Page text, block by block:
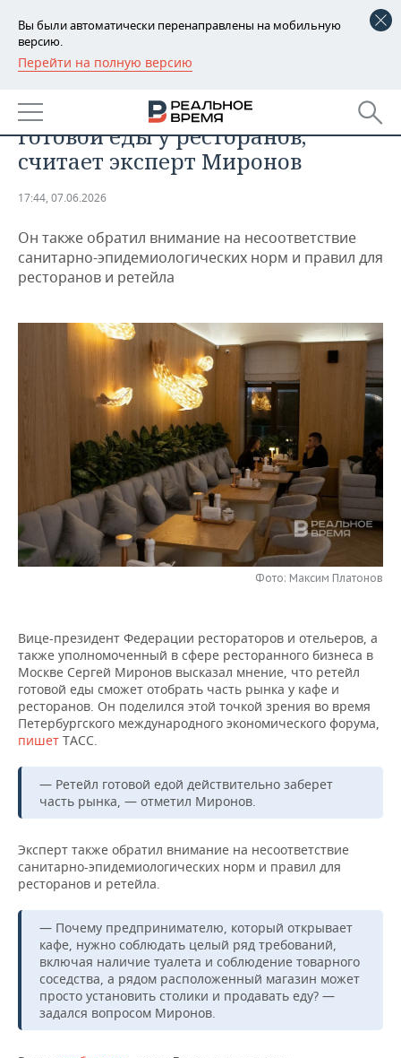
Вы были автоматически перенаправлены на мобильную
версию.
Перейти на полную версию
РЕГИОНЫ
БАШКОРТОСТАН
ТАТАРСТАН
НОВОСТИ
АНАЛИТИКА
ДЕКЛАРАЦИИ О ДОХОДАХ
КОРОЛИ ГОСЗАКАЗА ПФО
КОМУ ПРИНАДЛЕЖАТ
ТОРГОВЫЕ ЦЕНТРЫ
ТАТАРСТАНА
НОВОСТИ ЭКОНОМИКИ
ФИНАНСЫ
БЮДЖЕТ
ИНВЕСТИЦИИ
ПРОМЫШЛЕННОСТЬ
НОВОСТИ
ПРОМЫШЛЕННОСТИ
АГРОПРОМ
МАШИНОСТРОЕНИЕ
НЕФТЕХИМИЯ
НЕФТЬ
ЭНЕРГЕТИКА
НЕДВИЖИМОСТЬ
НОВОСТИ АВТО
НОВОСТИ БИЗНЕСА
РОЗНИЧНАЯ ТОРГОВЛЯ
ТРАНСПОРТ
УСЛУГИ
ТЕХНОЛОГИИ
НОВОСТИ ТЕХНОЛОГИЙ
МЕДИА
ТЕЛЕКОММУНИКАЦИИ
МЕРОПРИЯТИЯ
НОВОСТИ МЕРОПРИЯТИЙ
ВЫЕЗДНАЯ РЕДАКЦИЯ
БИЗНЕС-БРАНЧИ
ОТКРЫТАЯ ЛЕКЦИЯ
НОВОСТИ СПОРТА
ФУТБОЛ
БАСКЕТБОЛ
ВОЛЕЙБОЛ
КИБЕРСПОРТ
ФИГУРНОЕ КАТАНИЕ
ВОДНЫЕ ВИДЫ СПОРТА
ХОККЕЙ С МЯЧОМ
ОБЩЕСТВО
НОВОСТИ ОБЩЕСТВА
ИНФРАСТРУКТУРА
ИСТОРИЯ
КУЛЬТУРА
МЕДИЦИНА
ОБРАЗОВАНИЕ
ПРОИСШЕСТВИЯ
ФОТОГАЛЕРЕЯ
СПРАВОЧНИК
СПИСОК ПЕРСОН
СПИСОК КОМПАНИЙ
ПОЛНАЯ ВЕРСИЯ
Ретейл заберет часть рынка
готовой еды у ресторанов,
считает эксперт Миронов
17:44, 07.06.2026
Он также обратил внимание на несоответствие
санитарно-эпидемиологических норм и правил для
ресторанов и ретейла
Фото: Максим Платонов
Вице-президент Федерации рестораторов и отельеров, а
также уполномоченный в сфере ресторанного бизнеса в
Москве Сергей Миронов высказал мнение, что ретейл
готовой еды сможет отобрать часть рынка у кафе и
ресторанов. Он поделился этой точкой зрения во время
Петербургского международного экономического форума,
пишет ТАСС.
— Ретейл готовой едой действительно заберет
часть рынка, — отметил Миронов.
Эксперт также обратил внимание на несоответствие
санитарно-эпидемиологических норм и правил для
ресторанов и ретейла.
— Почему предпринимателю, который открывает
кафе, нужно соблюдать целый ряд требований,
включая наличие туалета и соблюдение товарного
соседства, а рядом расположенный магазин может
просто установить столики и продавать еду? —
задался вопросом Миронов.